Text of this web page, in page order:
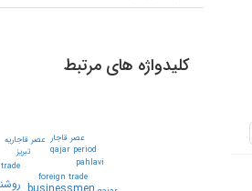
کلیدواژه های مرتبط
foreign trade
pahlavi
qajar period
trade
تبريز
عصر قاجار عصر قاجاريه